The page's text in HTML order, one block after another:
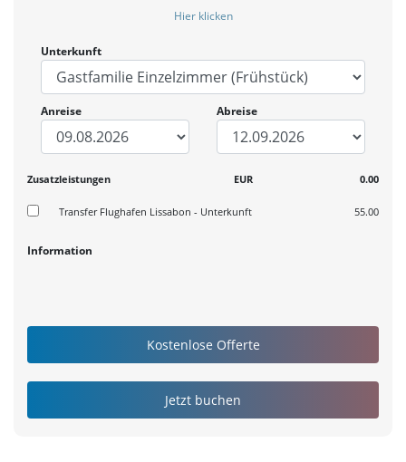
Hier klicken
Unterkunft
Anreise Abreise
Zusatzleistungen EUR 0.00
Transfer Flughafen Lissabon - Unterkunft 55.00
Information